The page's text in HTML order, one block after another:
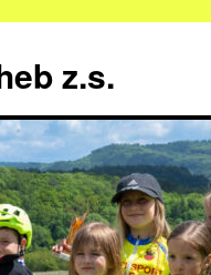
z.s.